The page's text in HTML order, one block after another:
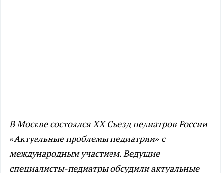
В Москве состоялся XХ Съезд педиатров России
«Актуальные проблемы педиатрии» с
международным участием. Ведущие
специалисты-педиатры обсудили актуальные